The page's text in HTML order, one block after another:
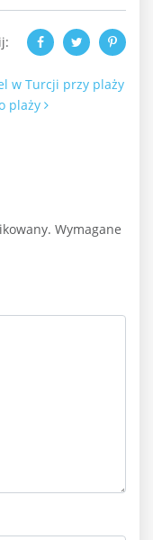
w Turcji przy plaży
plaży
Wymagane